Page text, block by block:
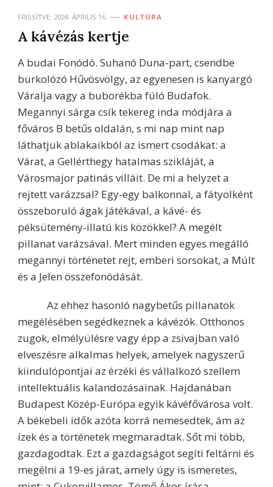
FRISSÍTVE: 2024. ÁPRILIS 16. KULTÚRA
A kávézás kertje
A budai Fonódó. Suhanó Duna-part, csendbe
burkolózó Hűvösvölgy, az egyenesen is kanyargó
Váralja vagy a buborékba fúló Budafok.
Megannyi sárga csík tekereg inda módjára a
főváros B betűs oldalán, s mi nap mint nap
láthatjuk ablakaikból az ismert csodákat: a
Várat, a Gellérthegy hatalmas szikláját, a
Városmajor patinás villáit. De mi a helyzet a
rejtett varázzsal? Egy-egy balkonnal, a fátyolként
összeboruló ágak játékával, a kávé- és
péksütemény-illatú kis közökkel? A megélt
pillanat varázsával. Mert minden egyes megálló
megannyi történetet rejt, emberi sorsokat, a Múlt
és a Jelen összefonódását.
Az ehhez hasonló nagybetűs pillanatok
megélésében segédkeznek a kávézók. Otthonos
zugok, elmélyülésre vagy épp a zsivajban való
elveszésre alkalmas helyek, amelyek nagyszerű
kiindulópontjai az érzéki és vállalkozó szellem
intellektuális kalandozásainak. Hajdanában
Budapest Közép-Európa egyik kávéfővárosa volt.
A békebeli idők azóta korrá nemesedtek, ám az
ízek és a történetek megmaradtak. Sőt mi több,
gazdagodtak. Ezt a gazdagságot segíti feltárni és
megélni a 19-es járat, amely úgy is ismeretes,